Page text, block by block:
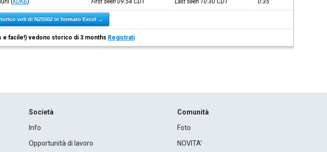
(KDKB) First seen 09:54CDT Last seen 10:30CDT 0:35
voli di N25502 in formato Excel →
e facile!) vedono storico di 3 months Registrati
Società
Info
Opportunità di lavoro
Comunità
Foto
NOVITA'